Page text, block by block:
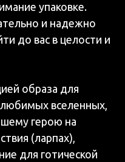
упаковке.
и надежно
до вас в целости и
образа для
любимых вселенных,
герою на
(ларпах),
для готической